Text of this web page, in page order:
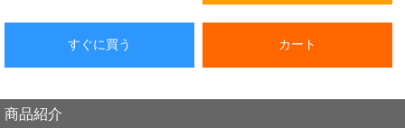
すぐに買う カート
商品紹介